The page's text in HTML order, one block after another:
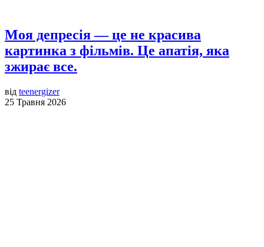
Моя депресія — це не красива
картинка з фільмів. Це апатія, яка
зжирає все.
від teenergizer
25 Травня 2026